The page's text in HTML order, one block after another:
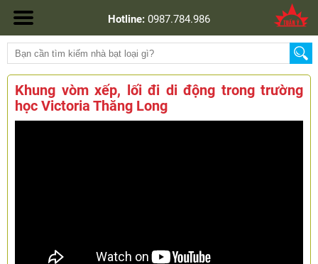
Hotline: 0987.784.986
Khung vòm xếp, lối đi di động trong trường
học Victoria Thăng Long